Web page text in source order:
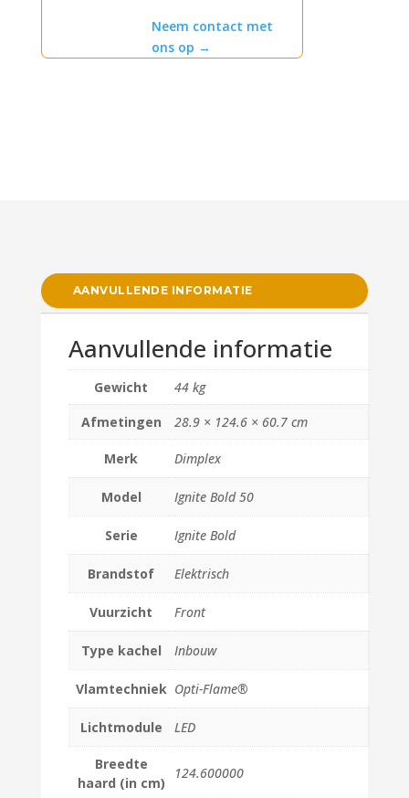
Neem contact met
ons op →
AANVULLENDE INFORMATIE
Aanvullende informatie
Gewicht
44 kg
Afmetingen
28.9 × 124.6 × 60.7 cm
Merk Dimplex
Model Ignite Bold 50
Serie Ignite Bold
Brandstof Elektrisch
Vuurzicht Front
Type kachel Inbouw
Vlamtechniek Opti-Flame®
Lichtmodule LED
Breedte
haard (in cm)
124.600000